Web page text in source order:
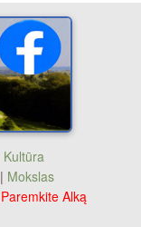
Kultūra
| Mokslas
Paremkite Alką